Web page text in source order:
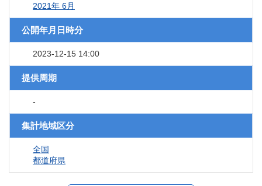
2021年 6月
公開年月日時分
2023-12-15 14:00
提供周期
-
集計地域区分
全国
都道府県